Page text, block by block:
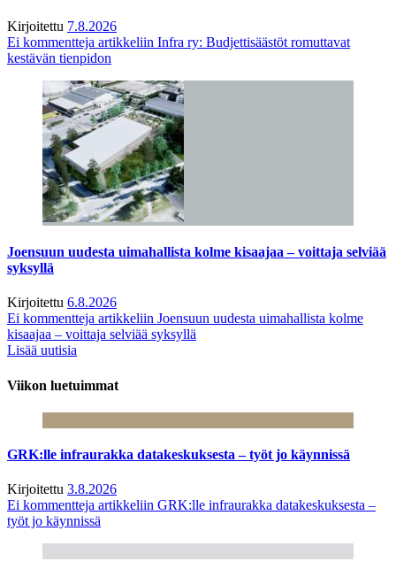
Kirjoitettu 7.8.2026
Ei kommentteja artikkeliin Infra ry: Budjettisäästöt romuttavat
kestävän tienpidon
Joensuun uudesta uimahallista kolme kisaajaa – voittaja selviää
syksyllä
Kirjoitettu 6.8.2026
Ei kommentteja artikkeliin Joensuun uudesta uimahallista kolme
kisaajaa – voittaja selviää syksyllä
Lisää uutisia
Viikon luetuimmat
GRK:lle infraurakka datakeskuksesta – työt jo käynnissä
Kirjoitettu 3.8.2026
Ei kommentteja artikkeliin GRK:lle infraurakka datakeskuksesta –
työt jo käynnissä